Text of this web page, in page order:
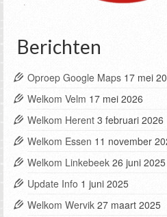
Berichten
Oproep Google Maps 17 mei
Welkom Velm 17 mei 2026
Welkom Herent 3 februari 2026
Welkom Essen 11 november
Welkom Linkebeek 26 juni 2025
Update Info 1 juni 2025
Welkom Wervik 27 maart 2025